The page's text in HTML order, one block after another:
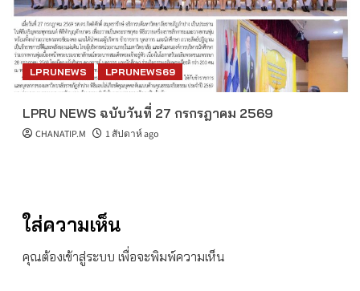
LPRUNEWS LPRUNEWS69
LPRU NEWS ฉบับวันที่ 27 กรกรฎาคม 2569
CHANATIP.M 1 สัปดาห์ ago
ใส่ความเห็น
คุณต้องเข้าสู่ระบบ เพื่อจะพิมพ์ความเห็น